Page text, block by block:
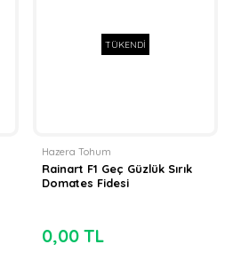
TÜKENDİ
Hazera Tohum
Rainart F1 Geç Güzlük Sırık
Domates Fidesi
0,00 TL